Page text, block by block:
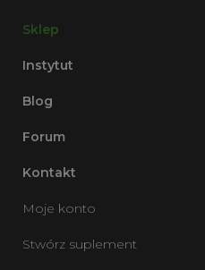
Sklep
Instytut
Blog
Forum
Kontakt
Moje konto
Stwórz suplement